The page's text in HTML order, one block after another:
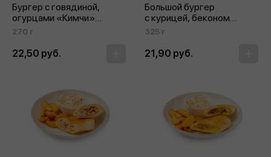
Бургер с говядиной,
огурцами «Кимчи»
и малиновой горчицей
270 г
22,50 руб.
Большой бургер
с курицей, беконом
и соусом «Тар‑тар»
325 г
21,90 руб.